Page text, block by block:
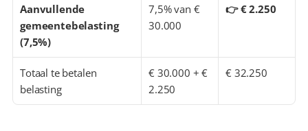
Aanvullende
gemeentebelasting
(7,5%)
7,5% van €
30.000
👉 € 2.250
Totaal te betalen
belasting
€ 30.000 + €
2.250
€ 32.250